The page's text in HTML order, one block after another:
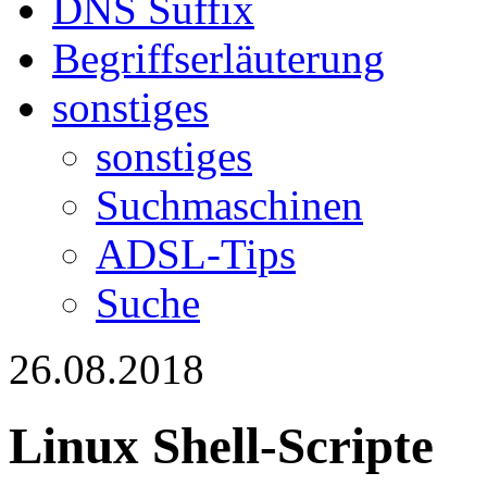
Begriffserläuterung
sonstiges
sonstiges
Suchmaschinen
ADSL-Tips
Suche
26.08.2018
Linux Shell-Scripte